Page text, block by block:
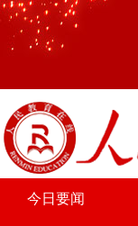
今日要闻